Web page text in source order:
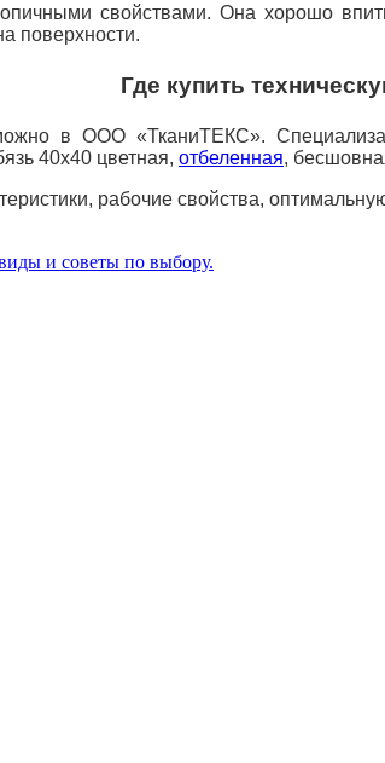
свойствами. Она хорошо
поверхности.
Где купить
в ООО «ТканиТЕКС».
40х40 цветная, отбеленная,
рабочие свойства,
и советы по выбору.